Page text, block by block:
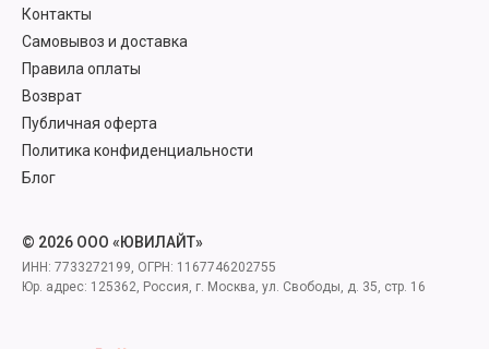
Контакты
Самовывоз и доставка
Правила оплаты
Возврат
Публичная оферта
Политика конфиденциальности
Блог
© 2026 ООО «ЮВИЛАЙТ»
ИНН: 7733272199, ОГРН: 1167746202755
Юр. адрес: 125362, Россия, г. Москва, ул. Свободы, д. 35, стр. 16